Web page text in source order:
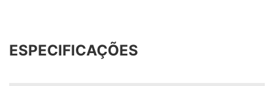
ESPECIFICAÇÕES